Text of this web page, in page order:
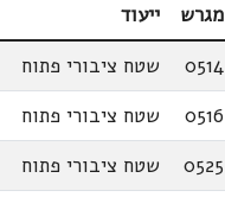
מגרש ייעוד
0514
שטח ציבורי פתוח
0516
שטח ציבורי פתוח
0525
שטח ציבורי פתוח